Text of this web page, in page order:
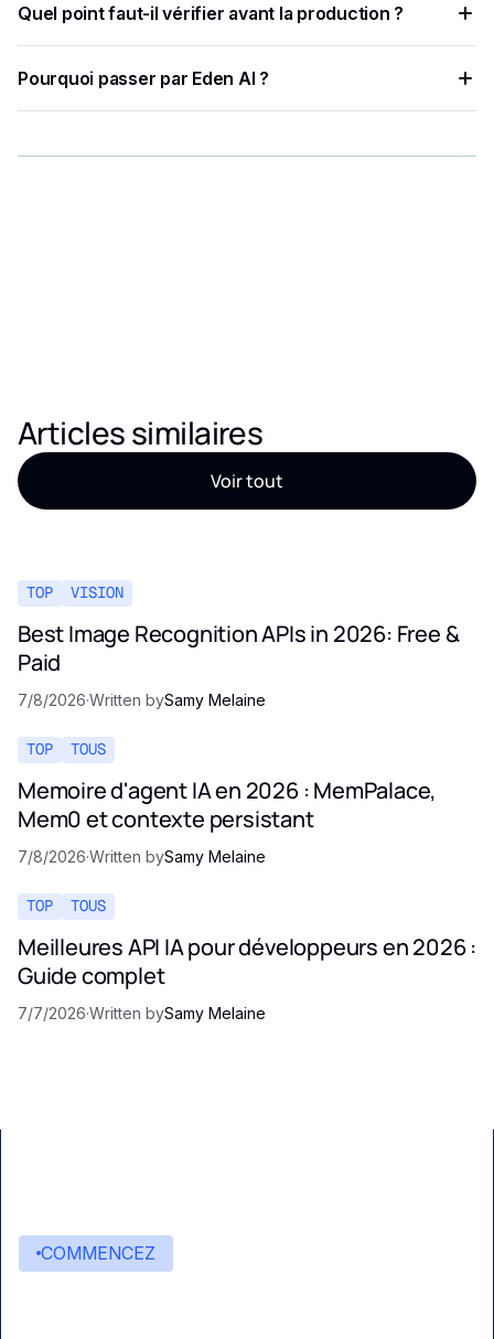
systématique des tests et des améliorations, vous pouvez
exploiter tout le potentiel des grands modèles de langage
(LLM) tout en préservant la cohérence et en permettant une
Quel point faut-il vérifier avant la production ?
de l'invite au fil du temps pour identifier tout problème.
Pourquoi passer par Eden AI ?
tests et limite les intégrations à maintenir.
Articles similaires
Voir tout
TOP VISION
Best Image Recognition APIs in 2026: Free &
Paid
7/8/2026·Written bySamy Melaine
TOP TOUS
Memoire d'agent IA en 2026 : MemPalace,
Mem0 et contexte persistant
7/8/2026·Written bySamy Melaine
TOP TOUS
Meilleures API IA pour développeurs en 2026 :
Guide complet
7/7/2026·Written bySamy Melaine
COMMENCEZ